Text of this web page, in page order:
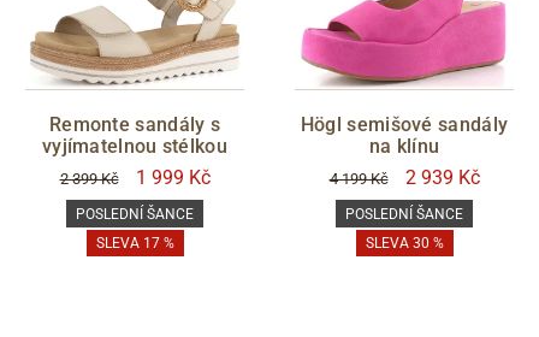
Remonte sandály s
vyjímatelnou stélkou
2 399 Kč 1 999 Kč
POSLEDNÍ ŠANCE
SLEVA 17 %
Högl semišové sandály
na klínu
4 199 Kč 2 939 Kč
POSLEDNÍ ŠANCE
SLEVA 30 %